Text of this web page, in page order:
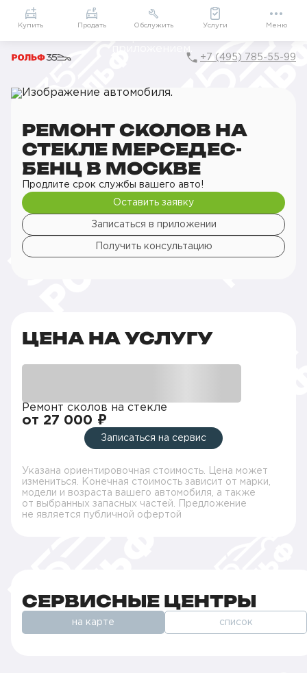
Приложение
Мой РОЛЬФ
Подарки внутри
+7 (495) 785-55-99
Главная
РОЛЬФ Сервис
Сервис Mercedes-Benz
Кузовной ремонт
Ремонт стекол
Ремонт сколов на стекле
РЕМОНТ СКОЛОВ НА
СТЕКЛЕ МЕРСЕДЕС-
БЕНЦ В МОСКВЕ
Продлите срок службы вашего авто!
Оставить заявку
Записаться в приложении
Получить консультацию
ЦЕНА НА УСЛУГУ
Ремонт сколов на стекле
от 27 000 ₽
Записаться на сервис
Указана ориентировочная стоимость. Цена может
измениться. Конечная стоимость зависит от марки,
модели и возраста вашего автомобиля, а также
от выбранных запасных частей. Предложение
не является публичной офертой
СЕРВИСНЫЕ ЦЕНТРЫ
на карте список
Купить Продать Обслужить Услуги Меню